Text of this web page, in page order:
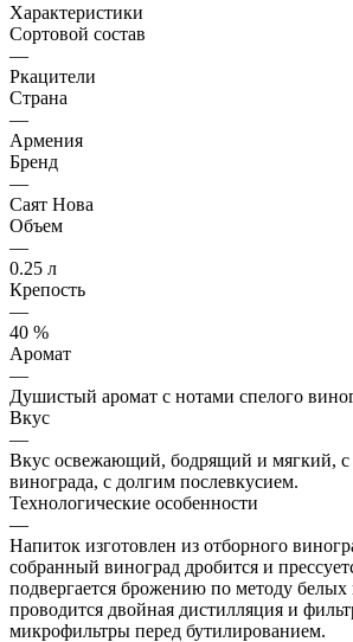
Характеристики
Сортовой состав
—
Ркацители
Страна
—
Армения
Бренд
—
Саят Нова
Объем
—
0.25 л
Крепость
—
40 %
Аромат
—
Душистый аромат с нотами спелого
Вкус
—
Вкус освежающий, бодрящий и мягкий, с
винограда, с долгим послевкусием.
Технологические особенности
—
Напиток изготовлен из отборного
собранный виноград дробится и
подвергается брожению по методу белых
проводится двойная дистилляция и
микрофильтры перед бутилированием.